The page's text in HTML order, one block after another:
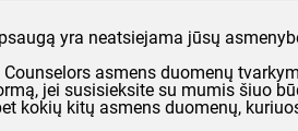
yra neatsiejama jūsų
Counselors asmens duomenų
jei susisieksite su mumis šiuo
kokių kitų asmens duomenų,